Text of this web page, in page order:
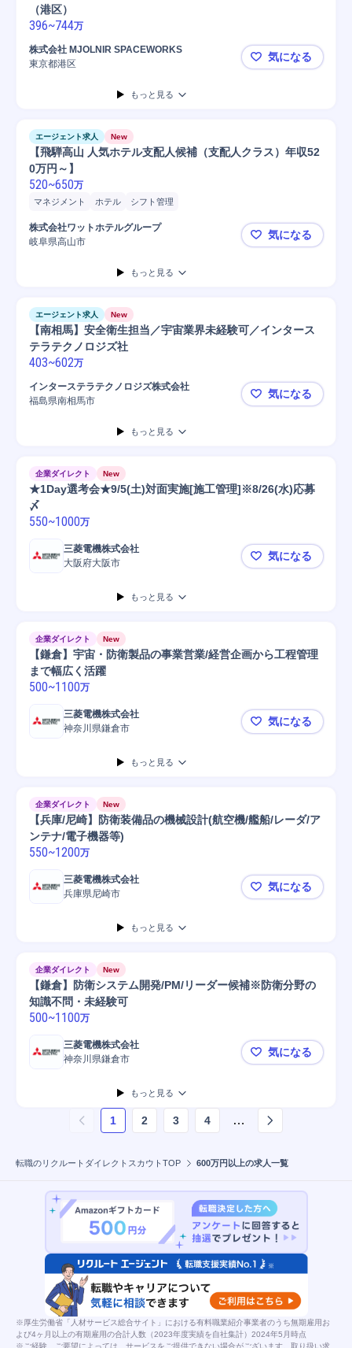
（港区）
396~744万
株式会社 MJOLNIR SPACEWORKS
東京都港区
法務総務ス
気になる
もっと見る
エージェント求人 New
【飛騨高山 人気ホテル支配人候補（支配人クラス）年収52
0万円～】
520~650万
マネジメント ホテル シフト管理
株式会社ワットホテルグループ
岐阜県高山市
【飛騨高山
気になる
もっと見る
エージェント求人 New
【南相馬】安全衛生担当／宇宙業界未経験可／インタース
テラテクノロジズ社
403~602万
インターステラテクノロジズ株式会社
福島県南相馬市
【南相馬】
気になる
もっと見る
企業ダイレクト New
★1Day選考会★9/5(土)対面実施[施工管理]※8/26(水)応募
〆
550~1000万
三菱電機株式会社
大阪府大阪市
★1Day選考
気になる
もっと見る
企業ダイレクト New
【鎌倉】宇宙・防衛製品の事業営業/経営企画から工程管理
まで幅広く活躍
500~1100万
三菱電機株式会社
神奈川県鎌倉市
【鎌倉】宇
気になる
もっと見る
企業ダイレクト New
【兵庫/尼崎】防衛装備品の機械設計(航空機/艦船/レーダ/ア
ンテナ/電子機器等)
550~1200万
三菱電機株式会社
兵庫県尼崎市
【兵庫/尼崎
気になる
もっと見る
企業ダイレクト New
【鎌倉】防衛システム開発/PM/リーダー候補※防衛分野の
知識不問・未経験可
500~1100万
三菱電機株式会社
神奈川県鎌倉市
【鎌倉】防
気になる
もっと見る
1 2 3 4 …
ページ1 を表示しています
転職のリクルートダイレクトスカウトTOP 600万円以上の求人一覧
※厚生労働省「人材サービス総合サイト」における有料職業紹介事業者のうち無期雇用お
よび4ヶ月以上の有期雇用の合計人数（2023年度実績を自社集計）2024年5月時点
※ご経験、ご要望によっては、サービスをご提供できない場合がございます。取り扱い求